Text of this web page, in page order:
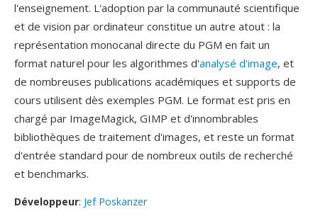
l'enseignement. L'adoption par la communauté scientifique
et de vision par ordinateur constitue un autre atout : la
représentation monocanal directe du PGM en fait un
format naturel pour les algorithmes d'analysé d'image, et
de nombreuses publications académiques et supports de
cours utilisent dès exemples PGM. Le format est pris en
chargé par ImageMagick, GIMP et d'innombrables
bibliothèques de traitement d'images, et reste un format
d'entrée standard pour de nombreux outils de recherché
et benchmarks.
Développeur: Jef Poskanzer